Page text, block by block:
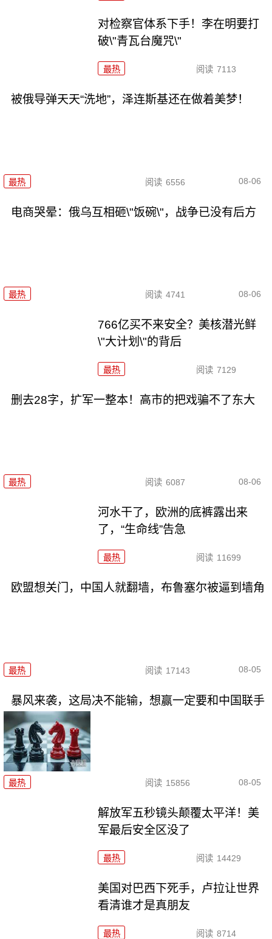
对检察官体系下手！李在明要打
破\"青瓦台魔咒\"
最热 阅读 7113
被俄导弹天天“洗地”，泽连斯基还在做着美梦！
最热 阅读 6556 08-06
电商哭晕：俄乌互相砸\"饭碗\"，战争已没有后方
最热 阅读 4741 08-06
766亿买不来安全？美核潜光鲜
\"大计划\"的背后
最热 阅读 7129
删去28字，扩军一整本！高市的把戏骗不了东大
最热 阅读 6087 08-06
河水干了，欧洲的底裤露出来
了，“生命线”告急
最热 阅读 11699
欧盟想关门，中国人就翻墙，布鲁塞尔被逼到墙角
最热 阅读 17143 08-05
暴风来袭，这局决不能输，想赢一定要和中国联手
最热 阅读 15856 08-05
解放军五秒镜头颠覆太平洋！美
军最后安全区没了
最热 阅读 14429
美国对巴西下死手，卢拉让世界
看清谁才是真朋友
最热 阅读 8714